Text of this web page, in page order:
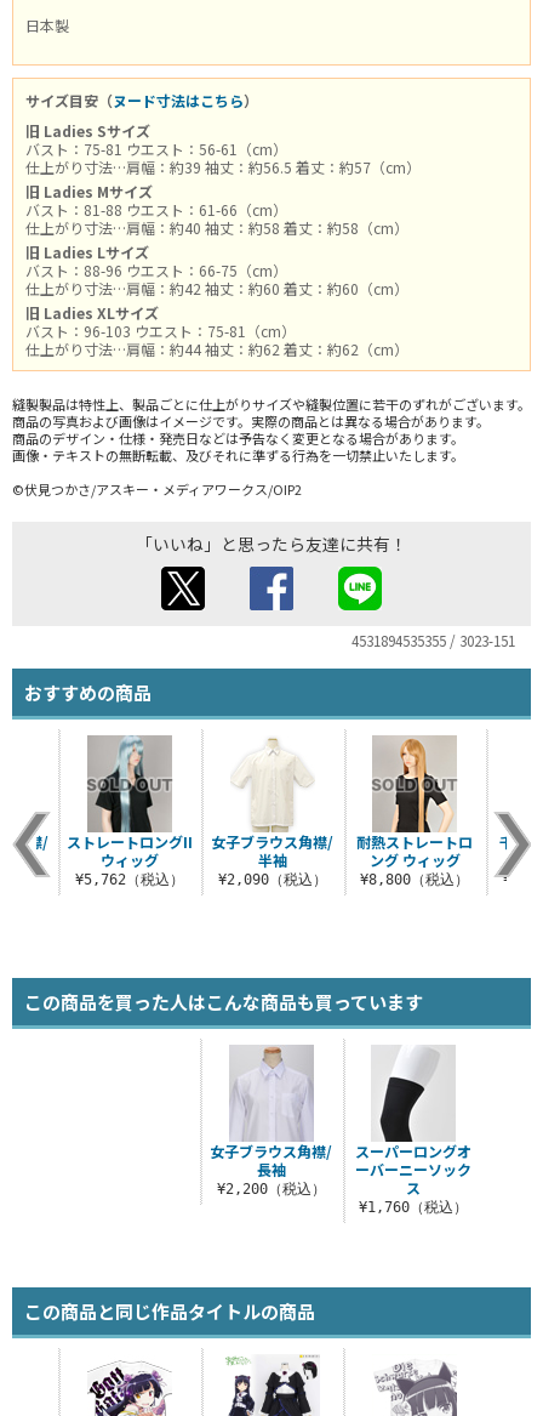
日本製
サイズ目安（ヌード寸法はこちら）
旧 Ladies Sサイズ
バスト：75-81 ウエスト：56-61（cm）
仕上がり寸法…肩幅：約39 袖丈：約56.5 着丈：約57（cm）
旧 Ladies Mサイズ
バスト：81-88 ウエスト：61-66（cm）
仕上がり寸法…肩幅：約40 袖丈：約58 着丈：約58（cm）
旧 Ladies Lサイズ
バスト：88-96 ウエスト：66-75（cm）
仕上がり寸法…肩幅：約42 袖丈：約60 着丈：約60（cm）
旧 Ladies XLサイズ
バスト：96-103 ウエスト：75-81（cm）
仕上がり寸法…肩幅：約44 袖丈：約62 着丈：約62（cm）
縫製製品は特性上、製品ごとに仕上がりサイズや縫製位置に若干のずれがございます。
商品の写真および画像はイメージです。実際の商品とは異なる場合があります。
商品のデザイン・仕様・発売日などは予告なく変更となる場合があります。
画像・テキストの無断転載、及びそれに準ずる行為を一切禁止いたします。
©伏見つかさ/アスキー・メディアワークス/OIP2
「いいね」と思ったら友達に共有！
4531894535355 / 3023-151
おすすめの商品
女子ブラウス角襟/
半袖
¥2,090（税込）
耐熱ストレートロ
ング ウィッグ
¥8,800（税込）
千葉
校
角襟/
込）
ストレートロングII
ウィッグ
¥5,762（税込）
この商品を買った人はこんな商品も買っています
女子ブラウス角襟/
長袖
¥2,200（税込）
スーパーロングオ
ーバーニーソック
ス
¥1,760（税込）
この商品と同じ作品タイトルの商品